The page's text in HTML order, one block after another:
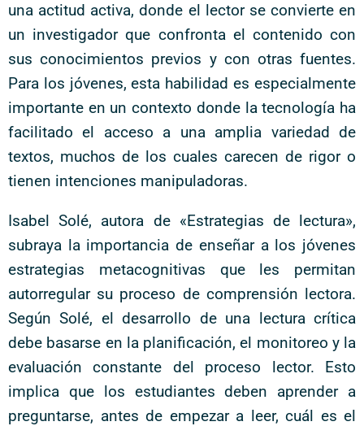
una actitud activa, donde el lector se convierte en
un investigador que confronta el contenido con
sus conocimientos previos y con otras fuentes.
Para los jóvenes, esta habilidad es especialmente
importante en un contexto donde la tecnología ha
facilitado el acceso a una amplia variedad de
textos, muchos de los cuales carecen de rigor o
tienen intenciones manipuladoras.
Isabel Solé, autora de «Estrategias de lectura»,
subraya la importancia de enseñar a los jóvenes
estrategias metacognitivas que les permitan
autorregular su proceso de comprensión lectora.
Según Solé, el desarrollo de una lectura crítica
debe basarse en la planificación, el monitoreo y la
evaluación constante del proceso lector. Esto
implica que los estudiantes deben aprender a
preguntarse, antes de empezar a leer, cuál es el